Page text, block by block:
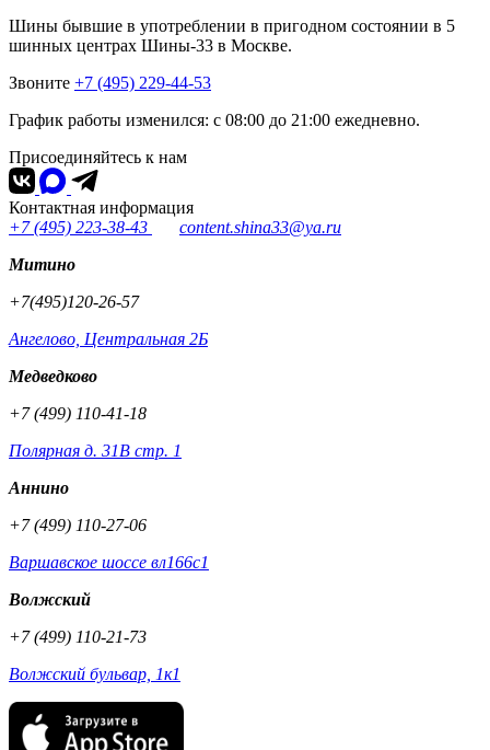
Шины бывшие в употреблении в пригодном состоянии в 5
шинных центрах Шины-33 в Москве.
Звоните +7 (495) 229-44-53
График работы изменился: с 08:00 до 21:00 ежедневно.
Присоединяйтесь к нам
Контактная информация
+7 (495) 223-38-43
content.shina33@ya.ru
Митино
+7(495)120-26-57
Ангелово, Центральная 2Б
Медведково
+7 (499) 110-41-18
Полярная д. 31В стр. 1
Аннино
+7 (499) 110-27-06
Варшавское шоссе вл166с1
Волжский
+7 (499) 110-21-73
Волжский бульвар, 1к1